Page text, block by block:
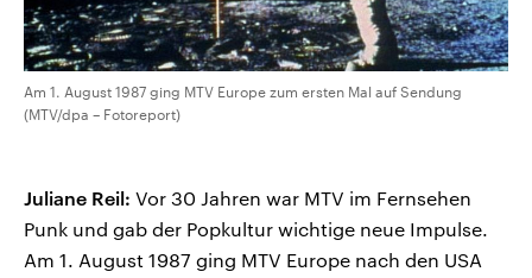
Am 1. August 1987 ging MTV Europe zum ersten Mal auf Sendung
(MTV/dpa – Fotoreport)
Juliane Reil: Vor 30 Jahren war MTV im Fernsehen
Punk und gab der Popkultur wichtige neue Impulse.
Am 1. August 1987 ging MTV Europe nach den USA